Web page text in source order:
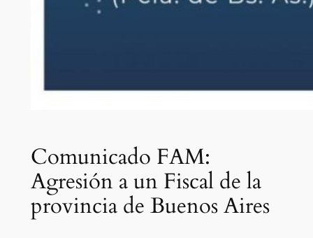
Comunicado FAM:
Agresión a un Fiscal de la
provincia de Buenos Aires